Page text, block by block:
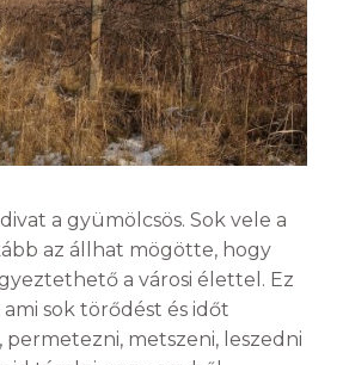
a gyümölcsös. Sok vele a
az állhat mögötte, hogy
a városi élettel. Ez
sok törődést és időt
permetezni, metszeni, leszedni